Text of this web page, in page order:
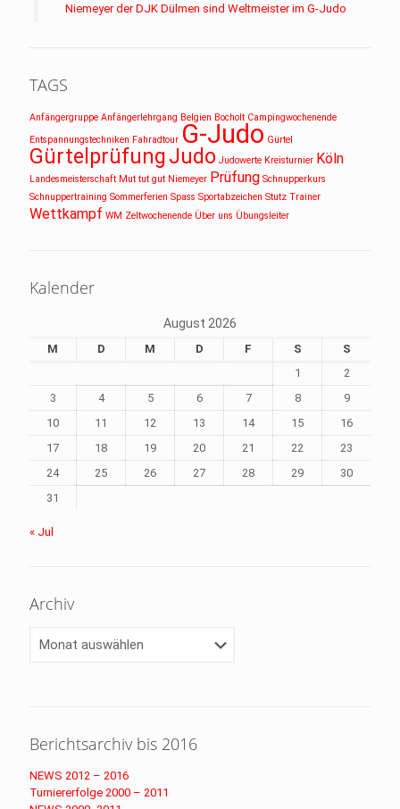
Niemeyer der DJK Dülmen sind Weltmeister im G-Judo
TAGS
Anfängergruppe Anfängerlehrgang Belgien Bocholt Campingwochenende
Entspannungstechniken Fahradtour G-Judo Gürtel
GürtelprüfungJudo Judowerte Kreisturnier Köln
Landesmeisterschaft Mut tut gut Niemeyer Prüfung Schnupperkurs
Schnuppertraining Sommerferien Spass Sportabzeichen Stutz Trainer
Wettkampf WM Zeltwochenende Über uns Übungsleiter
Kalender
August 2026
M D M D F S
S
1
2
3
4 5 6 7 8
9
10
11 12 13 14 15
16
17
18 19 20 21 22
23
24
25 26 27 28 29
30
31
« Jul
Archiv
Berichtsarchiv bis 2016
NEWS 2012 – 2016
Turniererfolge 2000 – 2011